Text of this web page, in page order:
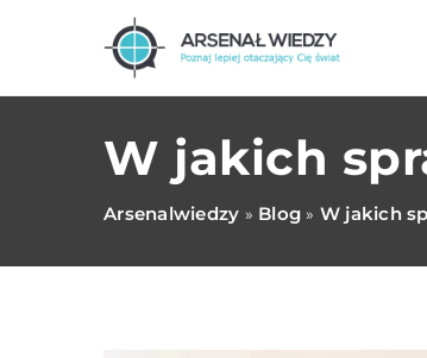
W jakich
Arsenalwiedzy » Blog » W jakich